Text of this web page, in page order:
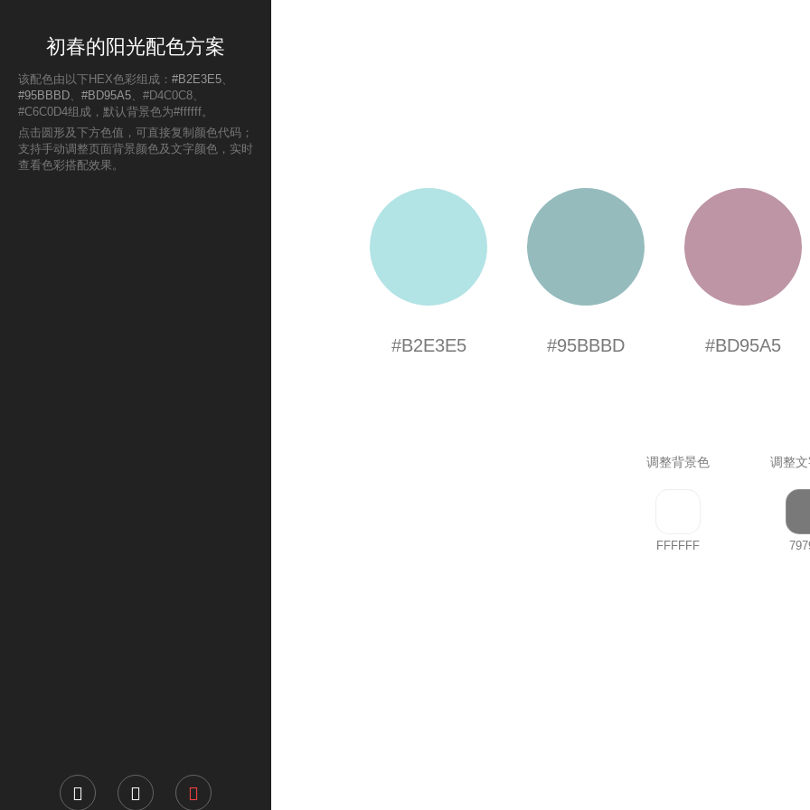
初春的阳光配色方案
该配色由以下HEX色彩组成： #B2E3E5、
#95BBBD、 #BD95A5、#D4C0C8、
#C6C0D4组成，默认背景色为#ffffff。
点击圆形及下方色值，可直接复制颜色代码；
支持手动调整页面背景颜色及文字颜色，实时
查看色彩搭配效果。
#B2E3E5 #95BBBD #BD95A5
调整背景色 调整